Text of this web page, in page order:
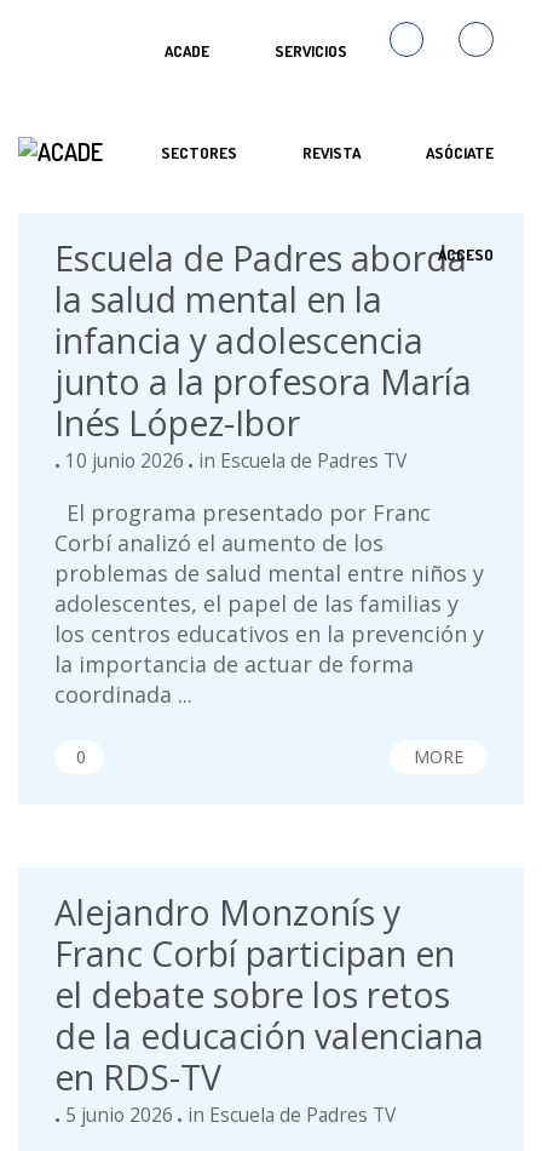
ACADE SERVICIOS
SECTORES REVISTA ASÓCIATE
ACCESO
Escuela de Padres aborda
la salud mental en la
infancia y adolescencia
junto a la profesora María
Inés López-Ibor
10 junio 2026 in Escuela de Padres TV
El programa presentado por Franc
Corbí analizó el aumento de los
problemas de salud mental entre niños y
adolescentes, el papel de las familias y
los centros educativos en la prevención y
la importancia de actuar de forma
coordinada ...
0 MORE
Alejandro Monzonís y
Franc Corbí participan en
el debate sobre los retos
de la educación valenciana
en RDS-TV
5 junio 2026 in Escuela de Padres TV